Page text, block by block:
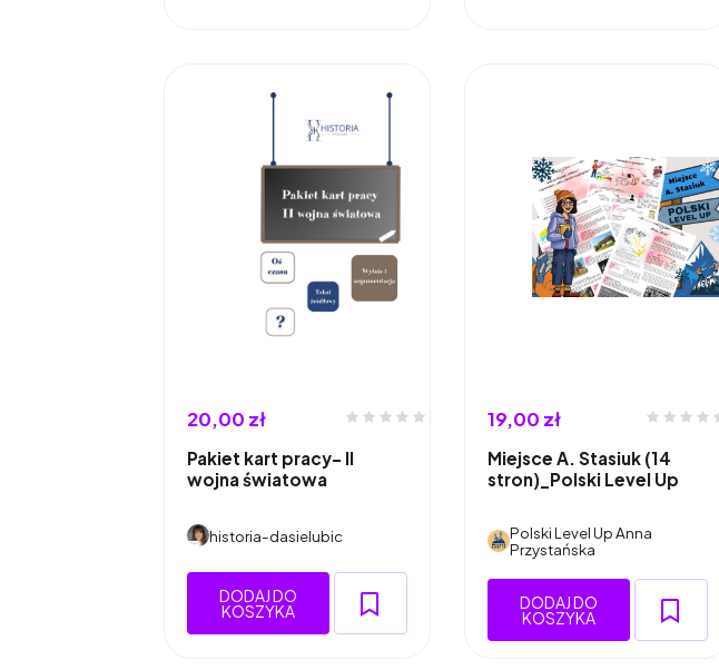
20,00 zł
Pakiet kart pracy- II
wojna światowa
historia-dasielubic
DODAJ DO
KOSZYKA
19,00 zł
Miejsce A. Stasiuk (14
stron)_Polski Level Up
Polski Level Up Anna
Przystańska
DODAJ DO
KOSZYKA